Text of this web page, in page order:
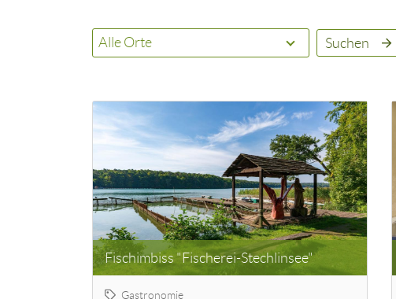
Suchen
Fischimbiss "Fischerei-Stechlinsee"
Gastronomie